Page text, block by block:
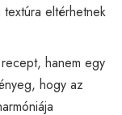
eltérhetnek
hanem egy
hogy az